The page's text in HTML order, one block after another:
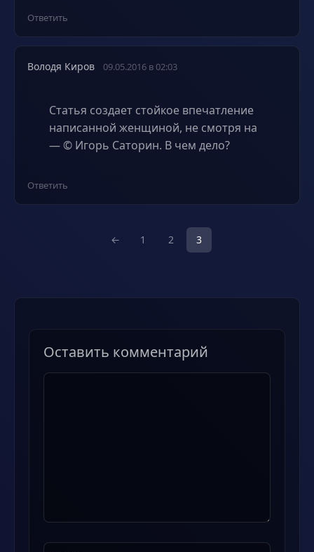
Ответить
Володя Киров 09.05.2016 в 02:03
Статья создает стойкое впечатление
написанной женщиной, не смотря на
— © Игорь Саторин. В чем дело?
Ответить
← 1 2 3
Оставить комментарий
Комментарий